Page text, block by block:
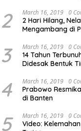
2 March 16, 2019 0
2 Hari Hilang,
Mengambang di
3 March 16, 2019 0
14 Tahun
Didesak Bentuk
4 March 16, 2019 0
Prabowo
di Banten
5 March 16, 2019 0
Video: